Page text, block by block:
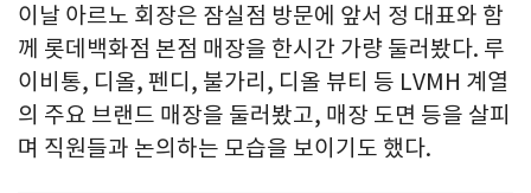
이날 아르노 회장은 잠실점 방문에 앞서 정 대표와 함
께 롯데백화점 본점 매장을 한시간 가량 둘러봤다. 루
이비통, 디올, 펜디, 불가리, 디올 뷰티 등 LVMH 계열
의 주요 브랜드 매장을 둘러봤고, 매장 도면 등을 살피
며 직원들과 논의하는 모습을 보이기도 했다.